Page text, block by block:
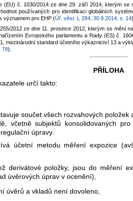
(EU) č. 1030/2014 ze dne 29. září 2014, kterým se
používaných pro identifikaci globálních
významem pro EHP (Úř. věst. L 284, 30.9.2014, s. 14
2012 ze dne 11. prosince 2012, kterým se mění
Evropského parlamentu a Rady (ES) č.
mezinárodní standard účetního výkaznictví 13 a
78).
PŘÍLOHA
určí takto:
součet všech rozvahových
včetně subjektů konsolidovaných
úpravy.
účetní metodu měření expozice
derivátové položky, jsou do měření
úvěrových úprav v ocenění),
úvěrů a vkladů není dovoleno,